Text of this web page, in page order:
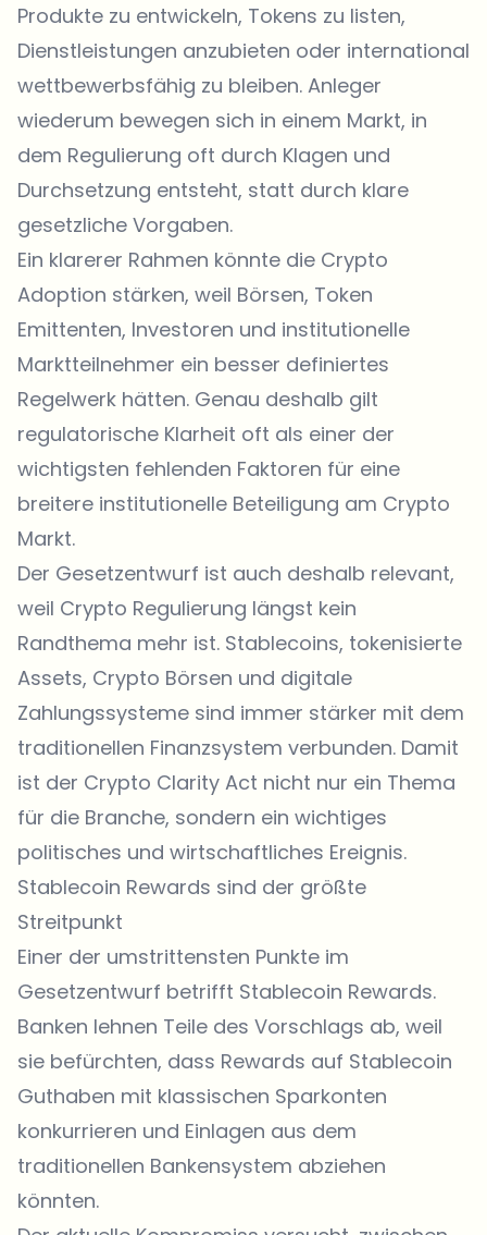
Produkte zu entwickeln, Tokens zu listen,
Dienstleistungen anzubieten oder international
wettbewerbsfähig zu bleiben. Anleger
wiederum bewegen sich in einem Markt, in
dem Regulierung oft durch Klagen und
Durchsetzung entsteht, statt durch klare
gesetzliche Vorgaben.
Ein klarerer Rahmen könnte die Crypto
Adoption stärken, weil Börsen, Token
Emittenten, Investoren und institutionelle
Marktteilnehmer ein besser definiertes
Regelwerk hätten. Genau deshalb gilt
regulatorische Klarheit oft als einer der
wichtigsten fehlenden Faktoren für eine
breitere institutionelle Beteiligung am Crypto
Markt.
Der Gesetzentwurf ist auch deshalb relevant,
weil Crypto Regulierung längst kein
Randthema mehr ist. Stablecoins, tokenisierte
Assets, Crypto Börsen und digitale
Zahlungssysteme sind immer stärker mit dem
traditionellen Finanzsystem verbunden. Damit
ist der Crypto Clarity Act nicht nur ein Thema
für die Branche, sondern ein wichtiges
politisches und wirtschaftliches Ereignis.
Stablecoin Rewards sind der größte
Streitpunkt
Einer der umstrittensten Punkte im
Gesetzentwurf betrifft Stablecoin Rewards.
Banken lehnen Teile des Vorschlags ab, weil
sie befürchten, dass Rewards auf Stablecoin
Guthaben mit klassischen Sparkonten
konkurrieren und Einlagen aus dem
traditionellen Bankensystem abziehen
könnten.